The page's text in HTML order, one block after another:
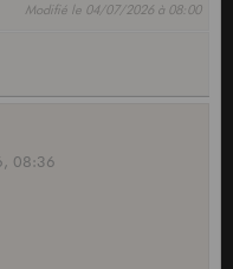
Modifié le 04/07/2026 à 08:00
08:36